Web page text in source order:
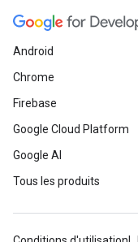
Android
Chrome
Firebase
Google Cloud Platform
Google AI
Tous les produits